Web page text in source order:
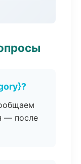
— после